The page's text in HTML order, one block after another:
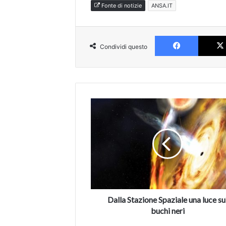
Fonte di notizie ANSA.IT
Condividi questo
Stazione
Dalla Stazione Spaziale una luce
buchi neri